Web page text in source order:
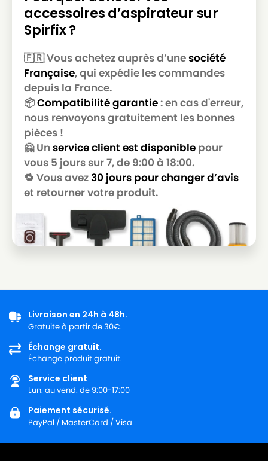
GOLDSTAR
LG-
GOLDSTAR
LG-
GOLDSTAR
LG-GOLDSTAR T 2950
LG-
GOLDSTAR
LG-GOLDSTAR T 2990
LG-
GOLDSTAR
LG-
GOLDSTAR
LG-GOLDSTAR T 3900
GOLDSTAR
LG-GOLDSTAR TB 33
LG-
GOLDSTAR
LG-GOLDSTAR TB 34
GOLDSTAR
LG-GOLDSTAR TURBO 2700
LG-
GOLDSTAR
LG-GOLDSTAR TURBO 2900
LG-
GOLDSTAR
LG-GOLDSTAR TURBO 3100 B
LG-
GOLDSTAR
LG-GOLDSTAR TURBO 3200
accessoires d’aspirateur sur
Spirfix ?
🇫🇷 Vous achetez auprès d’unesociété
Française, qui expédie les commandes
depuis la France.
📦Compatibilité garantie: en cas d'erreur,
nous renvoyons gratuitement les bonnes
pièces !
🤗 Un service client est disponible pour
vous 5 jours sur 7, de 9:00 à 18:00.
🔁 Vous avez30 jours pour changer d’avis
et retourner votre produit.
Livraison en 24h à 48h.
Gratuite à partir de 30€.
Échange gratuit.
Échange produit gratuit.
Service client
Lun. au vend. de 9:00-17:00
Paiement sécurisé.
PayPal / MasterCard / Visa